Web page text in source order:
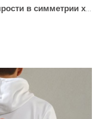
в симметрии хаоса